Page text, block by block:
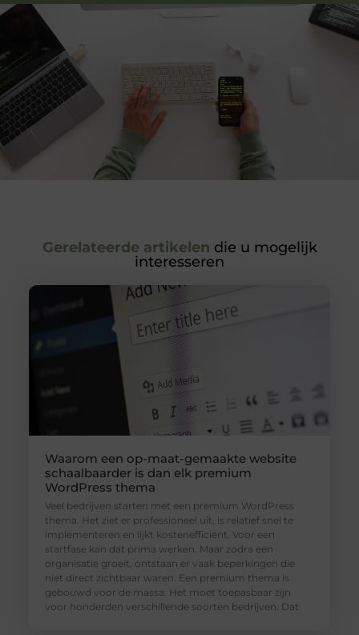
Gerelateerde artikelen die u mogelijk
interesseren
Waarom een op-maat-gemaakte website
schaalbaarder is dan elk premium
WordPress thema
Veel bedrijven starten met een premium WordPress
thema. Het ziet er professioneel uit, is relatief snel te
implementeren en lijkt kostenefficiënt. Voor een
startfase kan dat prima werken. Maar zodra een
organisatie groeit, ontstaan er vaak beperkingen die
niet direct zichtbaar waren. Een premium thema is
gebouwd voor de massa. Het moet toepasbaar zijn
voor honderden verschillende soorten bedrijven. Dat